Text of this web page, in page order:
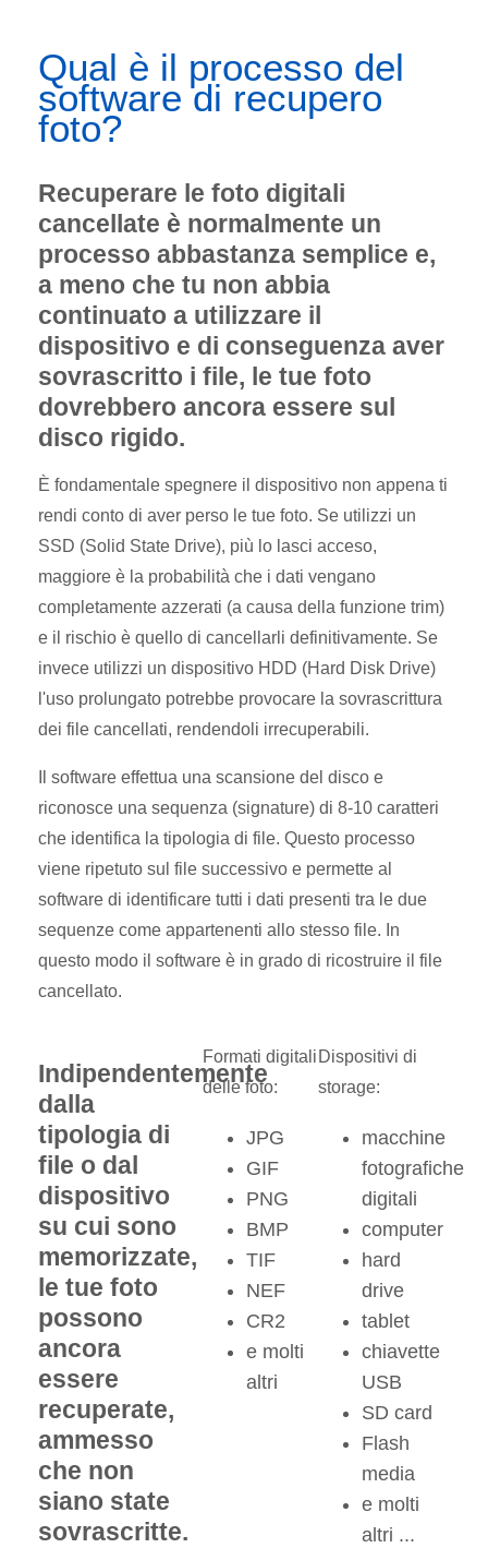
Qual è il processo del
software di recupero
foto?
Recuperare le foto digitali
cancellate è normalmente un
processo abbastanza semplice e,
a meno che tu non abbia
continuato a utilizzare il
dispositivo e di conseguenza aver
sovrascritto i file, le tue foto
dovrebbero ancora essere sul
disco rigido.
È fondamentale spegnere il dispositivo non appena ti
rendi conto di aver perso le tue foto. Se utilizzi un
SSD (Solid State Drive), più lo lasci acceso,
maggiore è la probabilità che i dati vengano
completamente azzerati (a causa della funzione trim)
e il rischio è quello di cancellarli definitivamente. Se
invece utilizzi un dispositivo HDD (Hard Disk Drive)
l'uso prolungato potrebbe provocare la sovrascrittura
dei file cancellati, rendendoli irrecuperabili.
Il software effettua una scansione del disco e
riconosce una sequenza (signature) di 8-10 caratteri
che identifica la tipologia di file. Questo processo
viene ripetuto sul file successivo e permette al
software di identificare tutti i dati presenti tra le due
sequenze come appartenenti allo stesso file. In
questo modo il software è in grado di ricostruire il file
cancellato.
Indipendentemente
dalla
tipologia di
file o dal
dispositivo
su cui sono
memorizzate,
le tue foto
possono
ancora
essere
recuperate,
ammesso
che non
siano state
sovrascritte.
Formati digitali
delle foto:
JPG
GIF
PNG
BMP
TIF
NEF
CR2
e molti
altri
Dispositivi di
storage:
macchine
fotografiche
digitali
computer
hard
drive
tablet
chiavette
USB
SD card
Flash
media
e molti
altri ...